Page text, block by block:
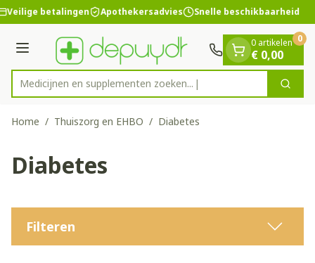
Ga naar de inhoud
1 van 1
Veilige betalingen Apothekersadvies Snelle beschikbaarheid
Menu
Product, merk, categorie...
Medicijnen en Zoek
0 artikelen
€ 0,00
0
Home / Thuiszorg en EHBO / Diabetes
Diabetes
Filteren